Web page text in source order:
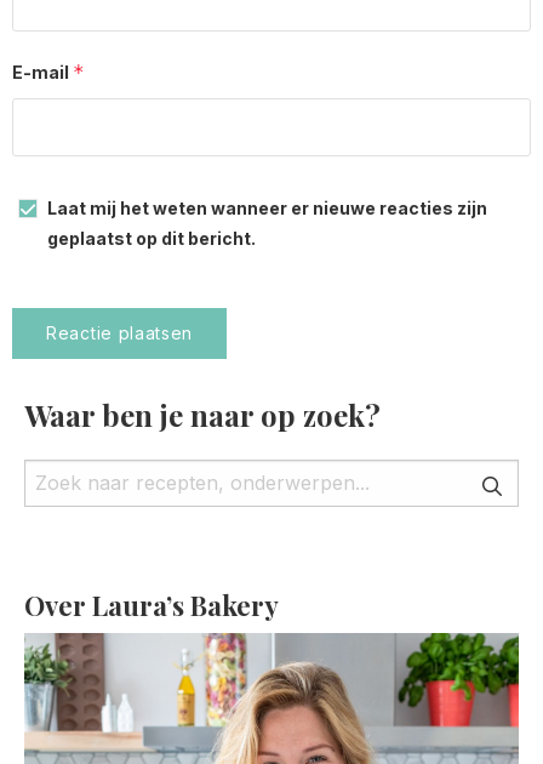
E-mail *
Laat mij het weten wanneer er nieuwe reacties zijn
geplaatst op dit bericht.
Waar ben je naar op zoek?
Over Laura’s Bakery